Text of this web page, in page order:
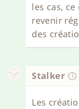
les cas,
revenir
des
Stalker
Les